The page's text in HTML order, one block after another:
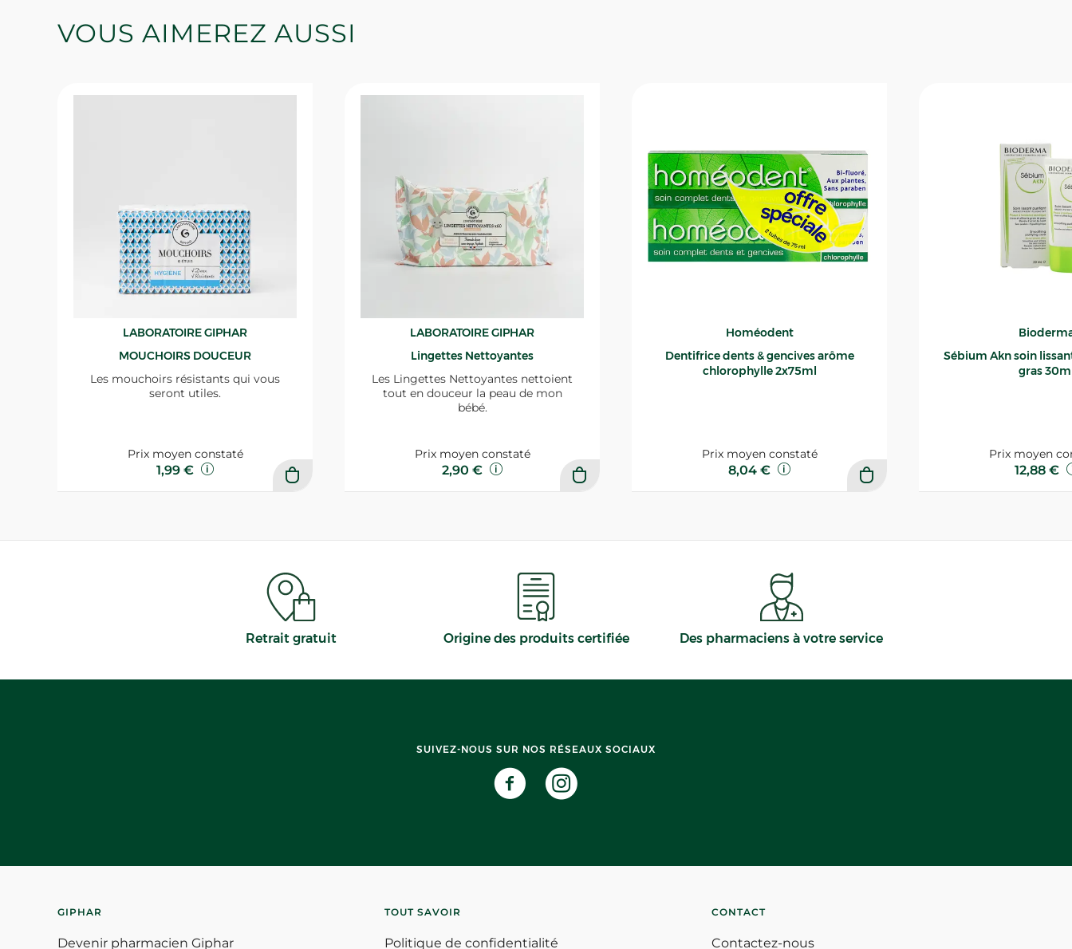
VOUS AIMEREZ AUSSI
LABORATOIRE GIPHAR
MOUCHOIRS DOUCEUR
Les mouchoirs résistants qui vous
seront utiles.
Prix moyen constaté
1,99 €
LABORATOIRE GIPHAR
Lingettes Nettoyantes
Les Lingettes Nettoyantes nettoient
tout en douceur la peau de mon
bébé.
Prix moyen constaté
2,90 €
Homéodent
Dentifrice dents & gencives arôme
chlorophylle 2x75ml
Prix moyen constaté
8,04 €
Sébium Akn soin lissant
gras
Prix moyen
12,88 €
Retrait gratuit Origine des produits certifiée Des pharmaciens à votre service
SUIVEZ-NOUS SUR NOS RÉSEAUX SOCIAUX
GIPHAR
Devenir pharmacien Giphar
TOUT SAVOIR
Politique de confidentialité
CONTACT
Contactez-nous